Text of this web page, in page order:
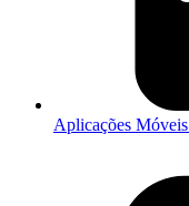
Aplicações Móveis